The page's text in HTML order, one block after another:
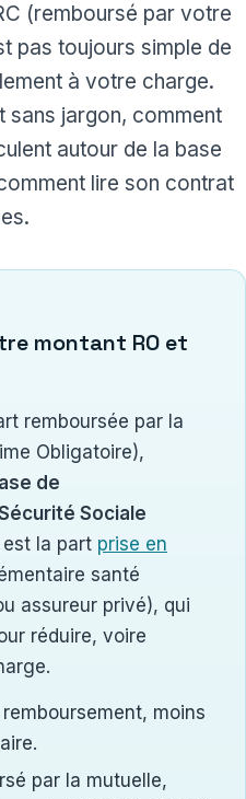
(remboursé par votre
pas toujours simple de
à votre charge.
sans jargon, comment
autour de la base
lire son contrat
montant RO et
remboursée par la
Obligatoire),
de
Sociale
est la part prise en
santé
assureur privé), qui
réduire, voire
moins
par la mutuelle,